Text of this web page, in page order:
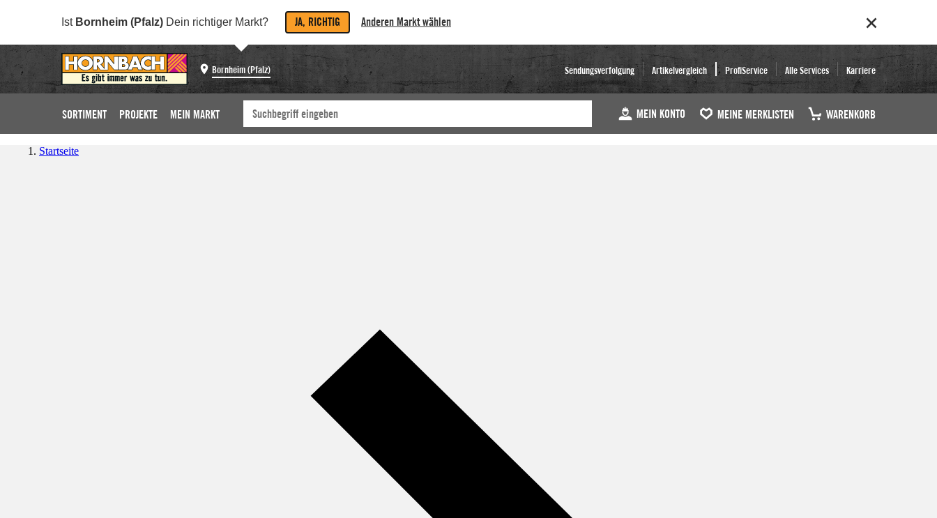
Ist Bornheim (Pfalz) Dein richtiger Markt? JA, RICHTIG Anderen Markt wählen
Bornheim (Pfalz) Sendungsverfolgung Artikelvergleich ProfiService Alle Services Karriere
SORTIMENT PROJEKTE MEIN MARKT MEIN KONTO MEINE MERKLISTEN WARENKORB
Startseite